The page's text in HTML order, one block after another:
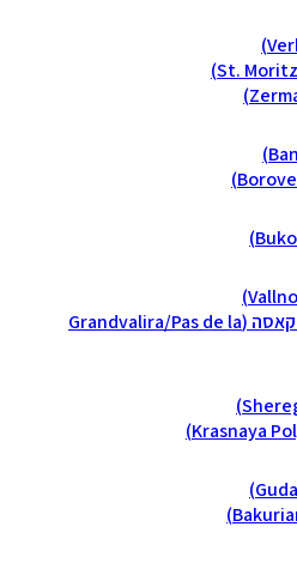
פאס דה לה קאסה (Grandvalira/Pas de la